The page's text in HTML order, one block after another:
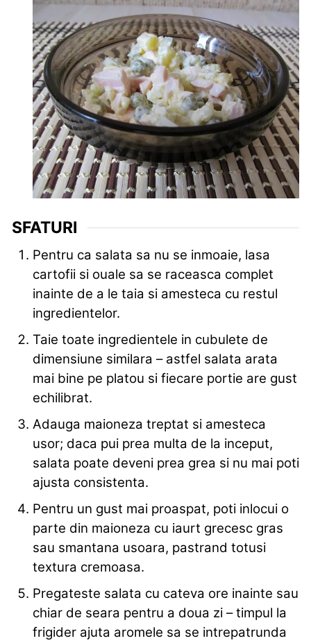
SFATURI
Pentru ca salata sa nu se inmoaie, lasa
cartofii si ouale sa se raceasca complet
inainte de a le taia si amesteca cu restul
ingredientelor.
Taie toate ingredientele in cubulete de
dimensiune similara – astfel salata arata
mai bine pe platou si fiecare portie are gust
echilibrat.
Adauga maioneza treptat si amesteca
usor; daca pui prea multa de la inceput,
salata poate deveni prea grea si nu mai poti
ajusta consistenta.
Pentru un gust mai proaspat, poti inlocui o
parte din maioneza cu iaurt grecesc gras
sau smantana usoara, pastrand totusi
textura cremoasa.
Pregateste salata cu cateva ore inainte sau
chiar de seara pentru a doua zi – timpul la
frigider ajuta aromele sa se intrepatrunda